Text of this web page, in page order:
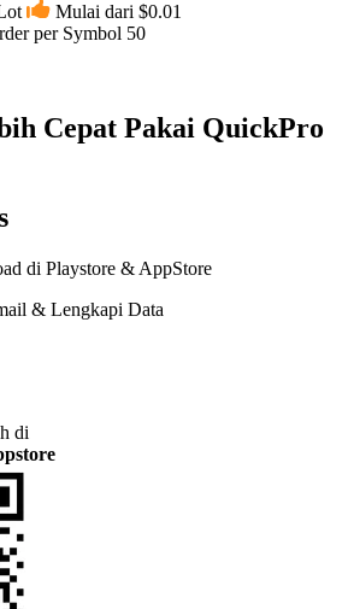
Mulai dari $0.01
per Symbol 50
Cepat Pakai QuickPro
di Playstore & AppStore
& Lengkapi Data
di